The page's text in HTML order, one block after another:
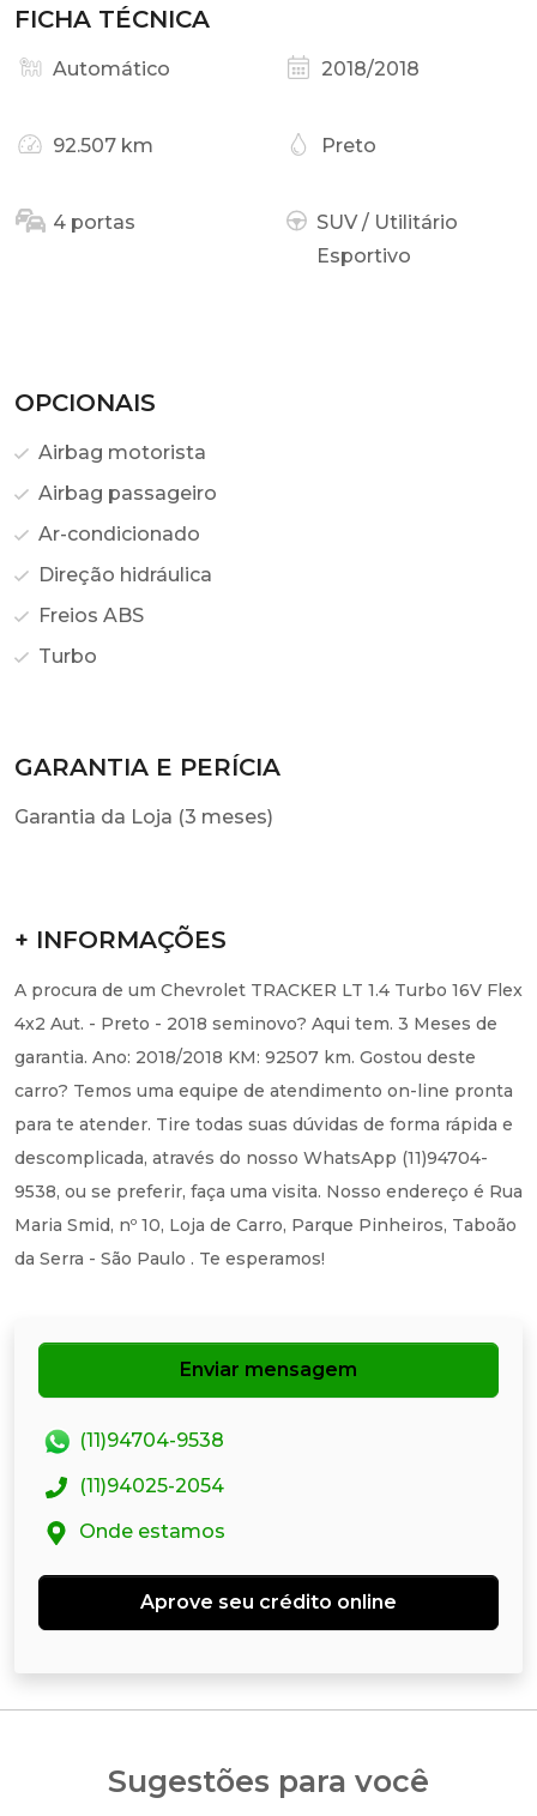
FICHA TÉCNICA
Automático 2018/2018
92.507 km Preto
4 portas
SUV / Utilitário
Esportivo
OPCIONAIS
Airbag motorista
Airbag passageiro
Ar-condicionado
Direção hidráulica
Freios ABS
Turbo
GARANTIA E PERÍCIA
Garantia da Loja (3 meses)
+ INFORMAÇÕES
A procura de um Chevrolet TRACKER LT 1.4 Turbo 16V Flex
4x2 Aut. - Preto - 2018 seminovo? Aqui tem. 3 Meses de
garantia. Ano: 2018/2018 KM: 92507 km. Gostou deste
carro? Temos uma equipe de atendimento on-line pronta
para te atender. Tire todas suas dúvidas de forma rápida e
descomplicada, através do nosso WhatsApp (11)94704-
9538, ou se preferir, faça uma visita. Nosso endereço é Rua
Maria Smid, nº 10, Loja de Carro, Parque Pinheiros, Taboão
da Serra - São Paulo . Te esperamos!
Enviar mensagem
(11)94704-9538
(11)94025-2054
Onde estamos
Aprove seu crédito online
Sugestões para você